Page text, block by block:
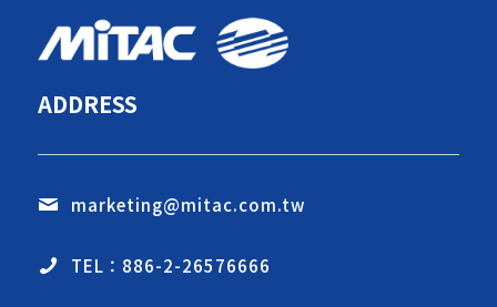
ADDRESS
marketing@mitac.com.tw
TEL：886-2-26576666